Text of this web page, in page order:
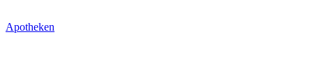
Apotheken